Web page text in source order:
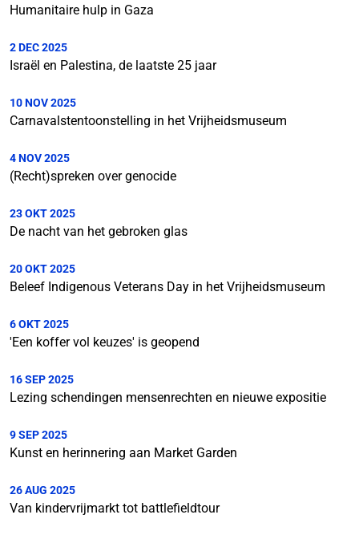
Humanitaire hulp in Gaza
2 DEC 2025
Israël en Palestina, de laatste 25 jaar
10 NOV 2025
Carnavalstentoonstelling in het Vrijheidsmuseum
4 NOV 2025
(Recht)spreken over genocide
23 OKT 2025
De nacht van het gebroken glas
20 OKT 2025
Beleef Indigenous Veterans Day in het Vrijheidsmuseum
6 OKT 2025
'Een koffer vol keuzes' is geopend
16 SEP 2025
Lezing schendingen mensenrechten en nieuwe expositie
9 SEP 2025
Kunst en herinnering aan Market Garden
26 AUG 2025
Van kindervrijmarkt tot battlefieldtour